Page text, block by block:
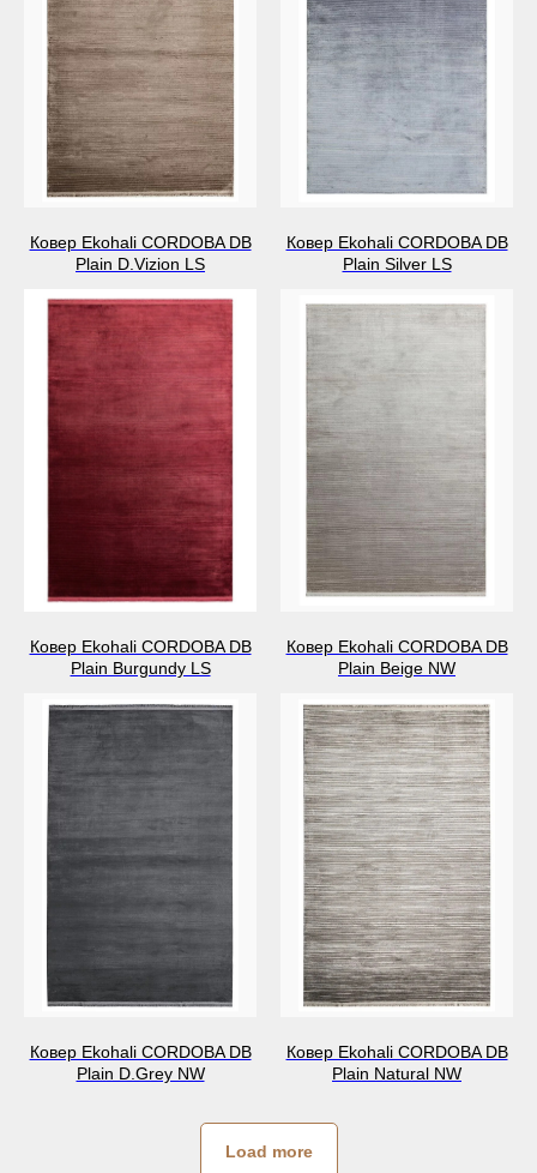
Ковер Ekohali CORDOBA DB
Plain D.Vizion LS
Ковер Ekohali CORDOBA DB
Plain Silver LS
Ковер Ekohali CORDOBA DB
Plain Burgundy LS
Ковер Ekohali CORDOBA DB
Plain Beige NW
Ковер Ekohali CORDOBA DB
Plain D.Grey NW
Ковер Ekohali CORDOBA DB
Plain Natural NW
Load more